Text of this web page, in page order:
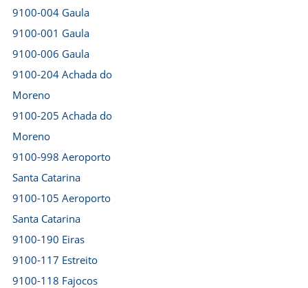
9100-004 Gaula
9100-001 Gaula
9100-006 Gaula
9100-204 Achada do
Moreno
9100-205 Achada do
Moreno
9100-998 Aeroporto
Santa Catarina
9100-105 Aeroporto
Santa Catarina
9100-190 Eiras
9100-117 Estreito
9100-118 Fajocos